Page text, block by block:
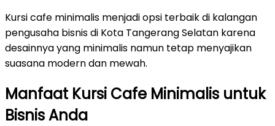
Kursi cafe minimalis menjadi opsi terbaik di kalangan
pengusaha bisnis di Kota Tangerang Selatan karena
desainnya yang minimalis namun tetap menyajikan
suasana modern dan mewah.
Manfaat Kursi Cafe Minimalis untuk
Bisnis Anda